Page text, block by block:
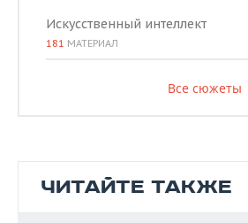
Искусственный интеллект
181 МАТЕРИАЛ
Все сюжеты
ЧИТАЙТЕ ТАКЖЕ